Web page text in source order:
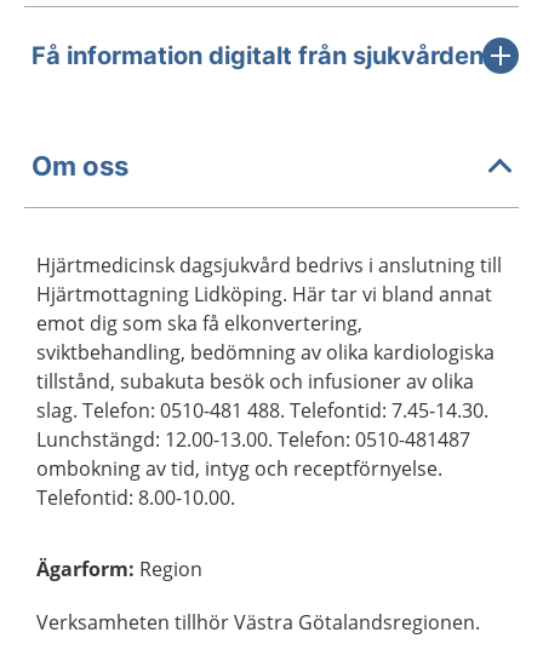
Få information digitalt från sjukvården
Om oss
Hjärtmedicinsk dagsjukvård bedrivs i anslutning till
Hjärtmottagning Lidköping. Här tar vi bland annat
emot dig som ska få elkonvertering,
sviktbehandling, bedömning av olika kardiologiska
tillstånd, subakuta besök och infusioner av olika
slag. Telefon: 0510-481 488. Telefontid: 7.45-14.30.
Lunchstängd: 12.00-13.00. Telefon: 0510-481487
ombokning av tid, intyg och receptförnyelse.
Telefontid: 8.00-10.00.
Ägarform: Region
Verksamheten tillhör Västra Götalandsregionen.